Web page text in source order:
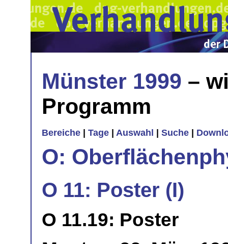
Münster 1999 –
Programm
Bereiche Tage Auswahl Suche
O:
O 11: Poster (I)
O 11.19: Poster